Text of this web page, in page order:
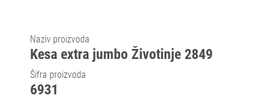
Naziv proizvoda
Kesa extra jumbo Životinje 2849
Šifra proizvoda
6931